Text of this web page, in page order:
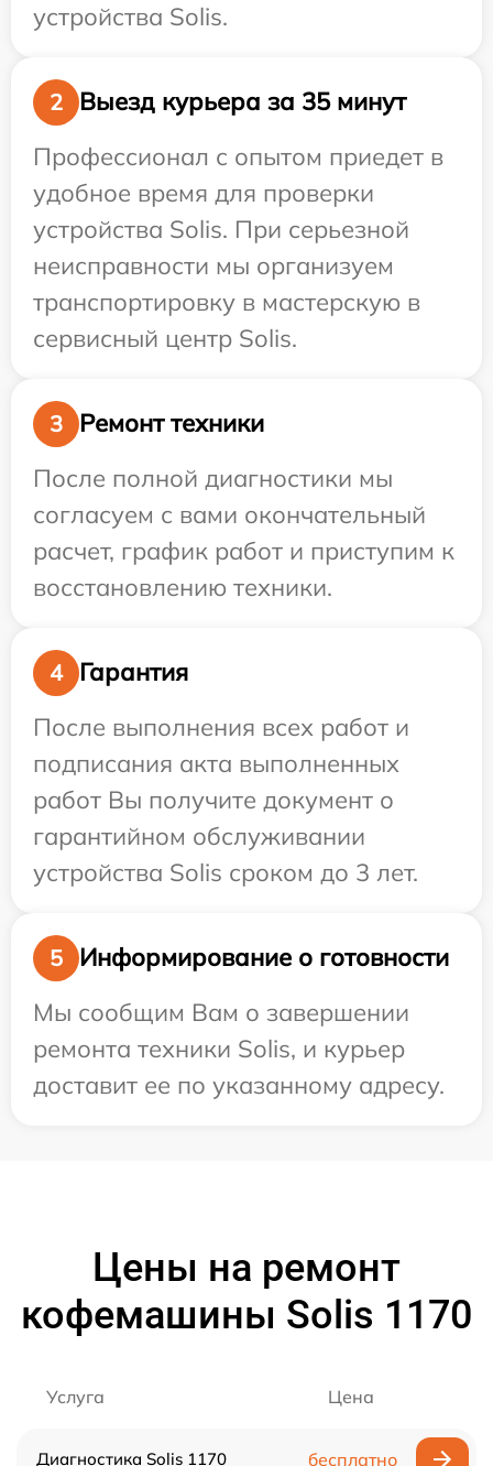
устройства Solis.
2
Выезд курьера за 35 минут
Профессионал с опытом приедет в
удобное время для проверки
устройства Solis. При серьезной
неисправности мы организуем
транспортировку в мастерскую в
сервисный центр Solis.
3
Ремонт техники
После полной диагностики мы
согласуем с вами окончательный
расчет, график работ и приступим к
восстановлению техники.
4
Гарантия
После выполнения всех работ и
подписания акта выполненных
работ Вы получите документ о
гарантийном обслуживании
устройства Solis сроком до 3 лет.
5
Информирование о готовности
Мы сообщим Вам о завершении
ремонта техники Solis, и курьер
доставит ее по указанному адресу.
Цены на ремонт
кофемашины Solis 1170
Услуга Цена
Диагностика Solis 1170 бесплатно